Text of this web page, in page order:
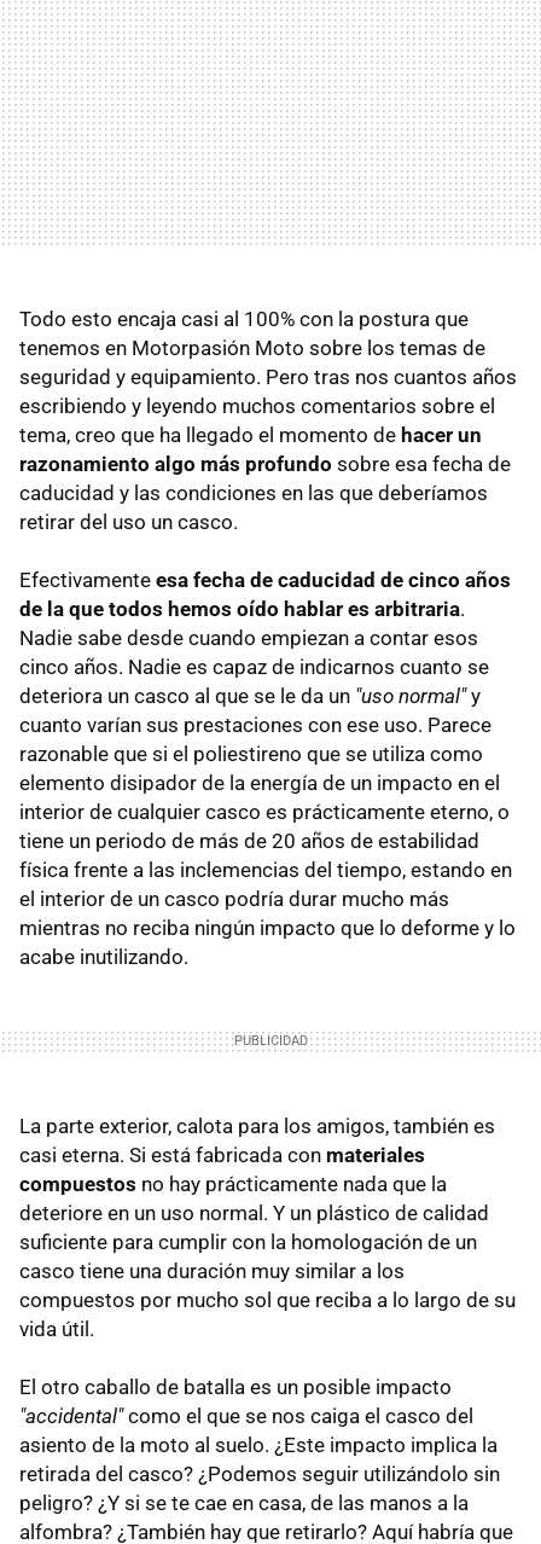
Todo esto encaja casi al 100% con la postura que
tenemos en Motorpasión Moto sobre los temas de
seguridad y equipamiento. Pero tras nos cuantos años
escribiendo y leyendo muchos comentarios sobre el
tema, creo que ha llegado el momento de hacer un
razonamiento algo más profundo sobre esa fecha de
caducidad y las condiciones en las que deberíamos
retirar del uso un casco.
Efectivamente esa fecha de caducidad de cinco años
de la que todos hemos oído hablar es arbitraria.
Nadie sabe desde cuando empiezan a contar esos
cinco años. Nadie es capaz de indicarnos cuanto se
deteriora un casco al que se le da un "uso normal"y
cuanto varían sus prestaciones con ese uso. Parece
razonable que si el poliestireno que se utiliza como
elemento disipador de la energía de un impacto en el
interior de cualquier casco es prácticamente eterno, o
tiene un periodo de más de 20 años de estabilidad
física frente a las inclemencias del tiempo, estando en
el interior de un casco podría durar mucho más
mientras no reciba ningún impacto que lo deforme y lo
acabe inutilizando.
La parte exterior, calota para los amigos, también es
casi eterna. Si está fabricada con materiales
compuestos no hay prácticamente nada que la
deteriore en un uso normal. Y un plástico de calidad
suficiente para cumplir con la homologación de un
casco tiene una duración muy similar a los
compuestos por mucho sol que reciba a lo largo de su
vida útil.
El otro caballo de batalla es un posible impacto
"accidental"como el que se nos caiga el casco del
asiento de la moto al suelo. ¿Este impacto implica la
retirada del casco? ¿Podemos seguir utilizándolo sin
peligro? ¿Y si se te cae en casa, de las manos a la
alfombra? ¿También hay que retirarlo? Aquí habría que